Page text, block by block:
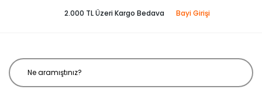
2.000 TL Üzeri Kargo Bedava Bayi Girişi